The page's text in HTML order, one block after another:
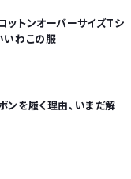
ットンオーバーサイズTシ
いわこの服
を履く理由、いまだ解